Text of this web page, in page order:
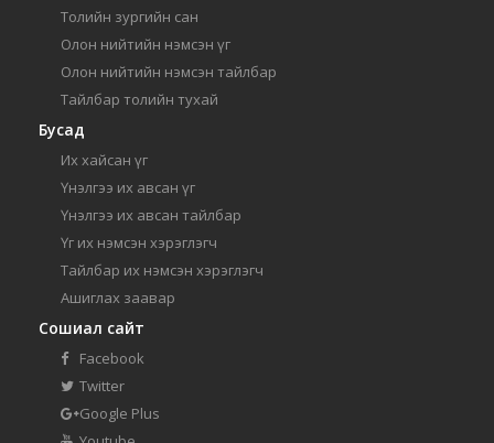
Толийн зургийн сан
Олон нийтийн нэмсэн үг
Олон нийтийн нэмсэн тайлбар
Тайлбар толийн тухай
Бусад
Их хайсан үг
Үнэлгээ их авсан үг
Үнэлгээ их авсан тайлбар
Үг их нэмсэн хэрэглэгч
Тайлбар их нэмсэн хэрэглэгч
Ашиглах заавар
Сошиал сайт
Facebook
Twitter
Google Plus